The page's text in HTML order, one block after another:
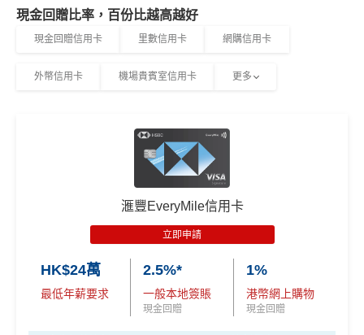
現金回贈比率，百份比越高越好
現金回贈信用卡 里數信用卡 網購信用卡
外幣信用卡 機場貴賓室信用卡 更多
滙豐EveryMile信用卡
立即申請
HK$24萬
最低年薪要求
2.5%*
一般本地簽賬
現金回贈
1%
港幣網上購物
現金回贈